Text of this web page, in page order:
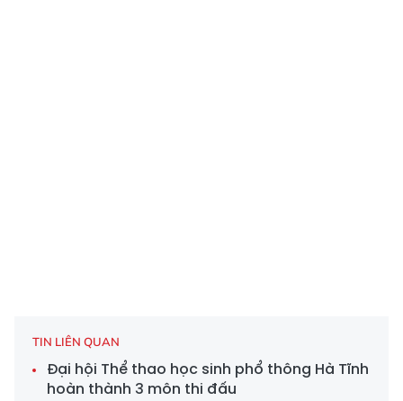
TIN LIÊN QUAN
Đại hội Thể thao học sinh phổ thông Hà Tĩnh
hoàn thành 3 môn thi đấu